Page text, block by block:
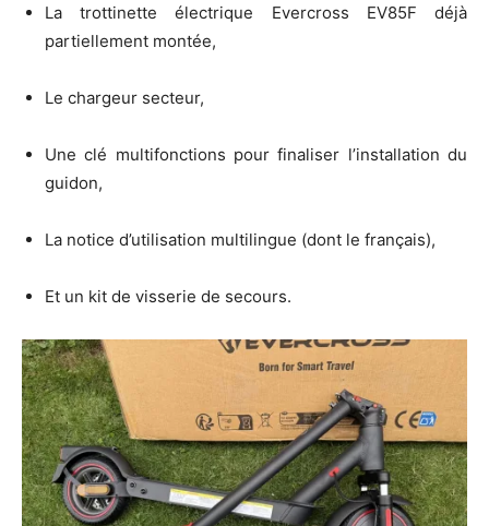
La trottinette électrique Evercross EV85F déjà
partiellement montée,
Le chargeur secteur,
Une clé multifonctions pour finaliser l’installation du
guidon,
La notice d’utilisation multilingue (dont le français),
Et un kit de visserie de secours.